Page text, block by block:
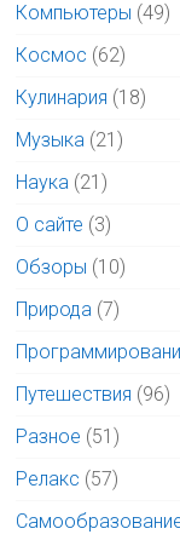
Компьютеры (49)
Космос (62)
Кулинария (18)
Музыка (21)
Наука (21)
О сайте (3)
Обзоры (10)
Природа (7)
Путешествия (96)
Разное (51)
Релакс (57)